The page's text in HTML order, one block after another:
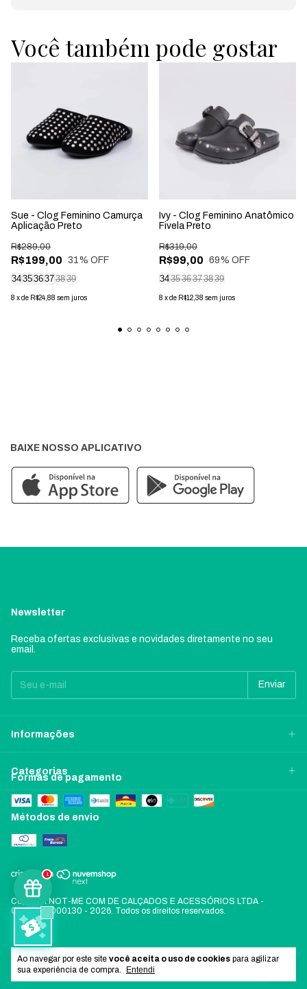
1
Ao navegar por este site você aceita o uso de cookies para agilizar
sua experiência de compra.
Entendi
Você também pode gostar
Sue - Clog Feminino Camurça
Aplicação Preto
R$199,00
R$289,00
31 % OFF
343536373839
8 xde R$24,88 sem juros
Ivy - Clog Feminino Anatômico
Fivela Preto
R$99,00
R$319,00
69% OFF
343536373839
8 xde R$12,38 sem juros
BAIXE NOSSO APLICATIVO
Newsletter
Receba ofertas exclusivas e novidades diretamente no seu
email.
Informações
Categorias
Formas de pagamento
Métodos de envio
Copyright NOT-ME COM DE CALÇADOS E ACESSÓRIOS LTDA -
06197478000130 - 2026. Todos os direitos reservados.